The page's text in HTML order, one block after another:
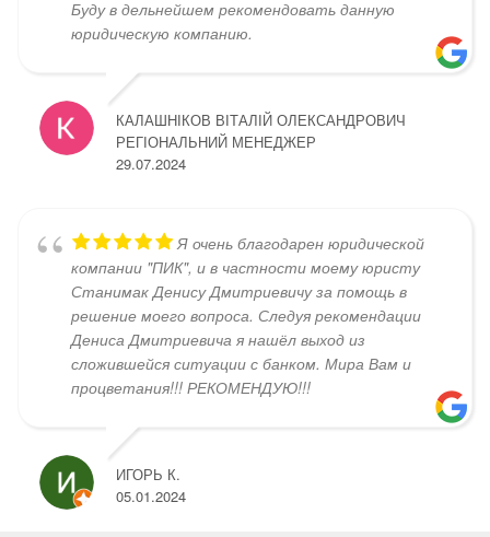
Буду в дельнейшем рекомендовать данную
юридическую компанию.
КАЛАШНІКОВ ВІТАЛІЙ ОЛЕКСАНДРОВИЧ
РЕГІОНАЛЬНИЙ МЕНЕДЖЕР
29.07.2024
Я очень благодарен юридической
компании "ПИК", и в частности моему юристу
Станимак Денису Дмитриевичу за помощь в
решение моего вопроса. Следуя рекомендации
Дениса Дмитриевича я нашёл выход из
сложившейся ситуации с банком. Мира Вам и
процветания!!! РЕКОМЕНДУЮ!!!
ИГОРЬ К.
05.01.2024